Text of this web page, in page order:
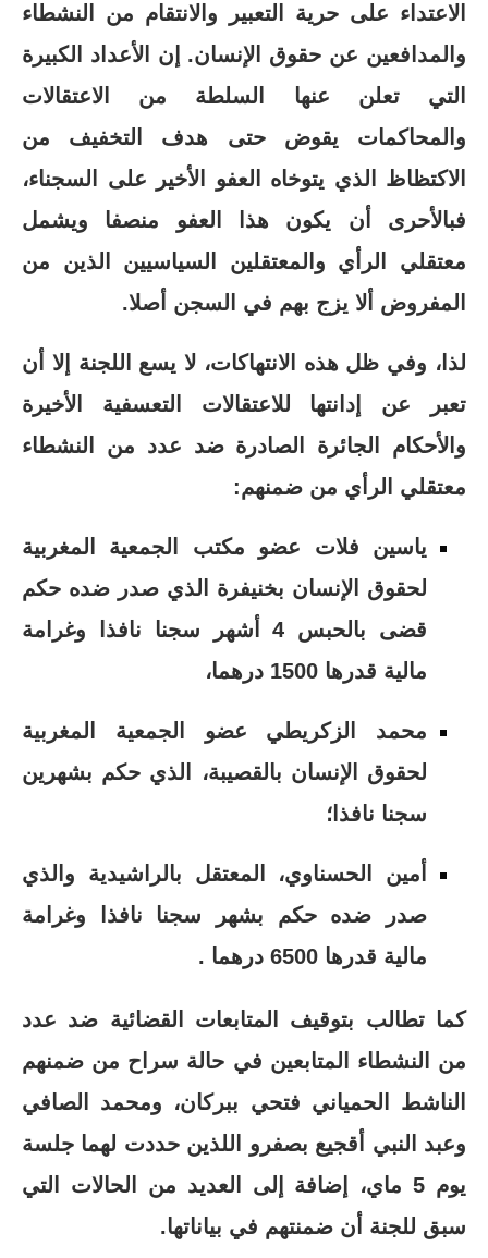
الاعتداء على حرية التعبير والانتقام من النشطاء
والمدافعين عن حقوق الإنسان. إن الأعداد الكبيرة
التي تعلن عنها السلطة من الاعتقالات
والمحاكمات يقوض حتى هدف التخفيف من
الاكتظاظ الذي يتوخاه العفو الأخير على السجناء،
فبالأحرى أن يكون هذا العفو منصفا ويشمل
معتقلي الرأي والمعتقلين السياسيين الذين من
المفروض ألا يزج بهم في السجن أصلا.
لذا، وفي ظل هذه الانتهاكات، لا يسع اللجنة إلا أن
تعبر عن إدانتها للاعتقالات التعسفية الأخيرة
والأحكام الجائرة الصادرة ضد عدد من النشطاء
معتقلي الرأي من ضمنهم:
ياسين فلات عضو مكتب الجمعية المغربية
لحقوق الإنسان بخنيفرة الذي صدر ضده حكم
قضى بالحبس 4 أشهر سجنا نافذا وغرامة
مالية قدرها 1500 درهما،
محمد الزكريطي عضو الجمعية المغربية
لحقوق الإنسان بالقصيبة، الذي حكم بشهرين
سجنا نافذا؛
أمين الحسناوي، المعتقل بالراشيدية والذي
صدر ضده حكم بشهر سجنا نافذا وغرامة
مالية قدرها 6500 درهما .
كما تطالب بتوقيف المتابعات القضائية ضد عدد
من النشطاء المتابعين في حالة سراح من ضمنهم
الناشط الحمياني فتحي ببركان، ومحمد الصافي
وعبد النبي أقجيع بصفرو اللذين حددت لهما جلسة
يوم 5 ماي، إضافة إلى العديد من الحالات التي
سبق للجنة أن ضمنتهم في بياناتها.